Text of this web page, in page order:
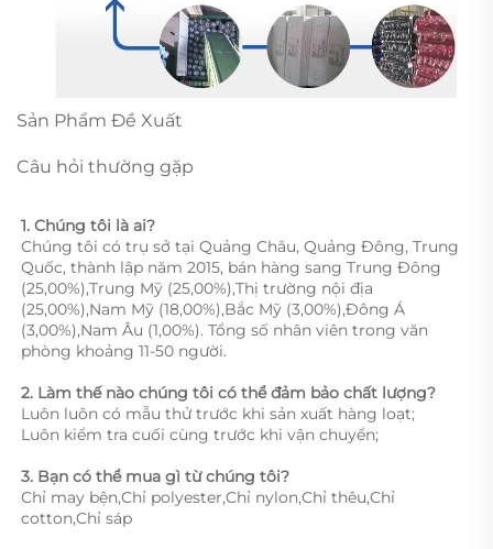
Sản Phẩm Đề Xuất
Câu hỏi thường gặp
1. Chúng tôi là ai?
Chúng tôi có trụ sở tại Quảng Châu, Quảng Đông, Trung
Quốc, thành lập năm 2015, bán hàng sang Trung Đông
(25,00%),Trung Mỹ (25,00%),Thị trường nội địa
(25,00%),Nam Mỹ (18,00%),Bắc Mỹ (3,00%),Đông Á
(3,00%),Nam Âu (1,00%). Tổng số nhân viên trong văn
phòng khoảng 11-50 người.
2. Làm thế nào chúng tôi có thể đảm bảo chất lượng?
Luôn luôn có mẫu thử trước khi sản xuất hàng loạt;
Luôn kiểm tra cuối cùng trước khi vận chuyển;
3. Bạn có thể mua gì từ chúng tôi?
Chỉ may bện,Chỉ polyester,Chỉ nylon,Chỉ thêu,Chỉ
cotton,Chỉ sáp